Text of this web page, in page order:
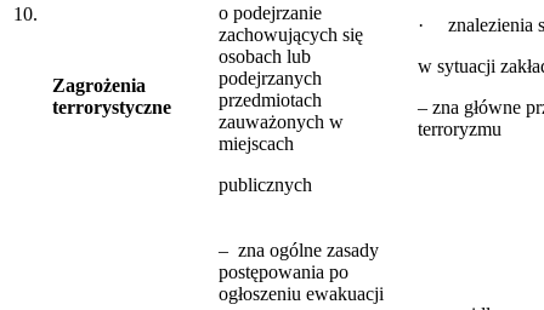
10.
Zagrożenia
terrorystyczne
o podejrzanie
zachowujących się
osobach lub
podejrzanych
przedmiotach
zauważonych w
miejscach
publicznych
· znalezienia
w sytuacji
– zna główne
terroryzmu
– zna ogólne zasady
postępowania po
ogłoszeniu ewakuacji